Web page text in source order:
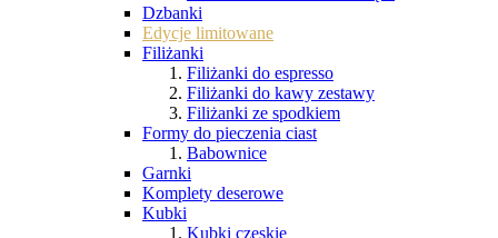
Dzbanki
Edycje limitowane
Filiżanki
Filiżanki do espresso
Filiżanki do kawy zestawy
Filiżanki ze spodkiem
Formy do pieczenia ciast
Babownice
Garnki
Komplety deserowe
Kubki
Kubki czeskie